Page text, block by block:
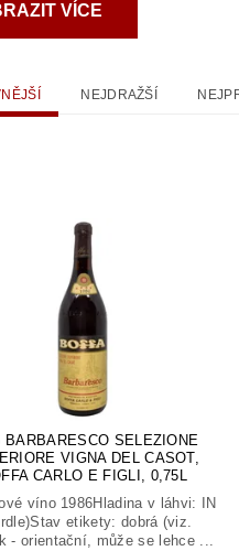
VÍCE
NEJDRAŽŠÍ
BARBARESCO SELEZIONE
VIGNA DEL CASOT,
CARLO E FIGLI, 0,75L
víno 1986Hladina v láhvi: IN
etikety: dobrá (viz.
- orientační, může se lehce ...